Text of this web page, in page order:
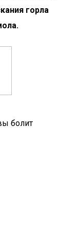
горла
болит